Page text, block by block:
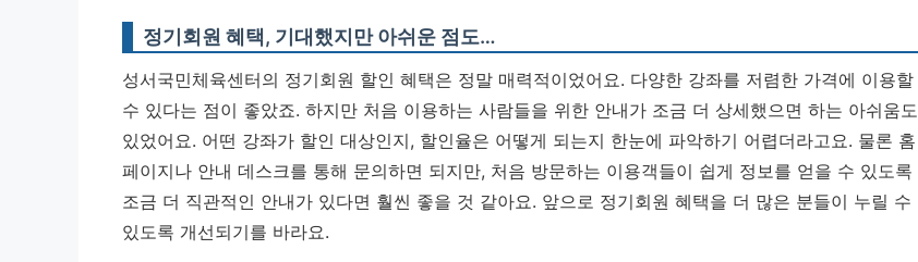
정기회원 혜택, 기대했지만 아쉬운 점도…
성서국민체육센터의 정기회원 할인 혜택은 정말 매력적이었어요. 다양한 강좌를 저렴한 가격에 이용할
수 있다는 점이 좋았죠. 하지만 처음 이용하는 사람들을 위한 안내가 조금 더 상세했으면 하는 아쉬움도
있었어요. 어떤 강좌가 할인 대상인지, 할인율은 어떻게 되는지 한눈에 파악하기 어렵더라고요. 물론 홈
페이지나 안내 데스크를 통해 문의하면 되지만, 처음 방문하는 이용객들이 쉽게 정보를 얻을 수 있도록
조금 더 직관적인 안내가 있다면 훨씬 좋을 것 같아요. 앞으로 정기회원 혜택을 더 많은 분들이 누릴 수
있도록 개선되기를 바라요.